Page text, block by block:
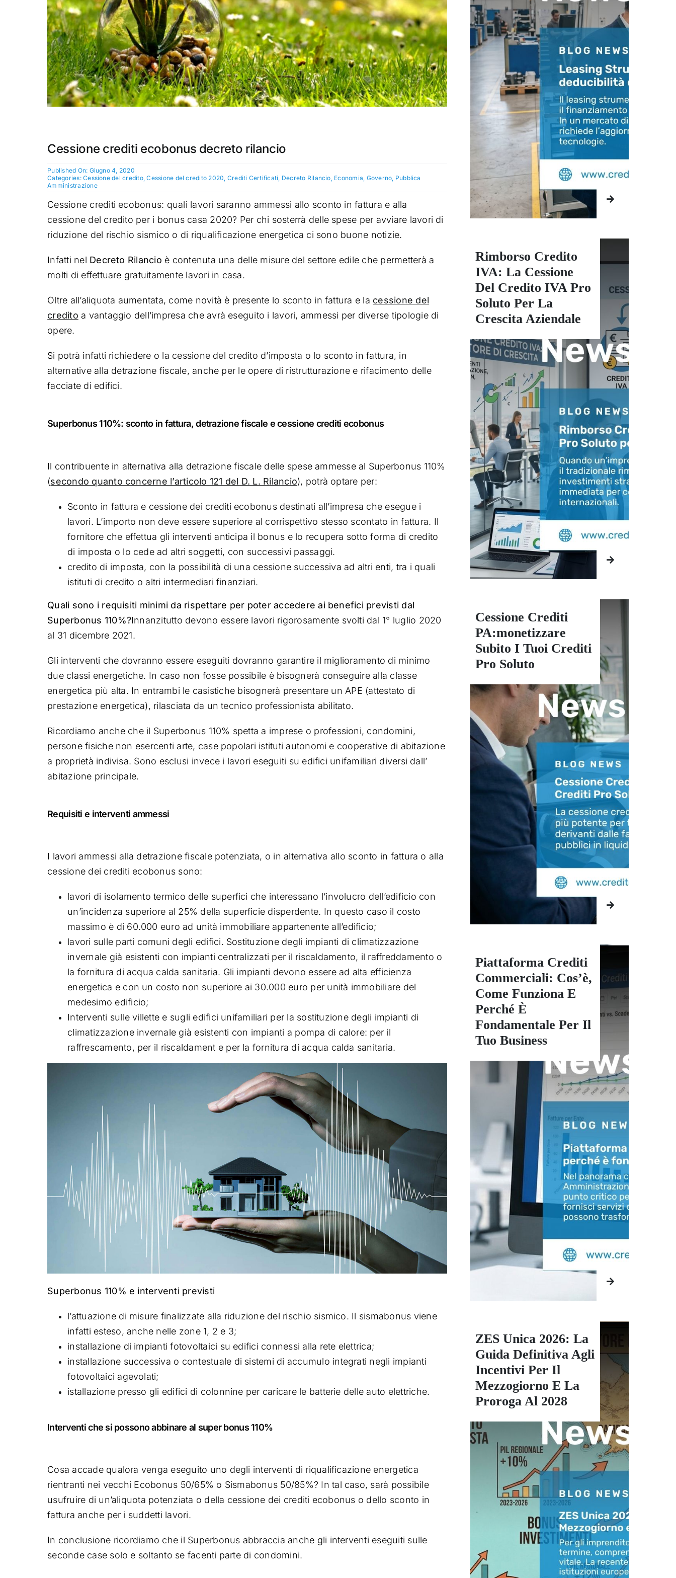
Cessione crediti ecobonus decreto rilancio
Published On: Giugno 4, 2020
Categories:Cessione del credito,Cessione del credito 2020 Crediti Certificati Decreto Rilancio Economia Governo Pubblica
Amministrazione
Cessione crediti ecobonus: quali lavori saranno ammessi allo sconto in fattura e alla
cessione del credito per i bonus casa 2020? Per chi sosterrà delle spese per avviare lavori di
riduzione del rischio sismico o di riqualificazione energetica ci sono buone notizie.
Infatti nel Decreto Rilancio è contenuta una delle misure del settore edile che permetterà a
molti di effettuare gratuitamente lavori in casa.
Oltre all’aliquota aumentata, come novità è presente lo sconto in fattura e la cessione del
credito a vantaggio dell’impresa che avrà eseguito i lavori, ammessi per diverse tipologie di
opere.
Si potrà infatti richiedere o la cessione del credito d’imposta o lo sconto in fattura, in
alternative alla detrazione fiscale, anche per le opere di ristrutturazione e rifacimento delle
facciate di edifici.
Superbonus 110%: sconto in fattura, detrazione fiscale e cessione crediti ecobonus
Il contribuente in alternativa alla detrazione fiscale delle spese ammesse al Superbonus 110%
(secondo quanto concerne l’articolo 121 del D. L. Rilancio), potrà optare per:
Sconto in fattura e cessione dei crediti ecobonus destinati all’impresa che esegue i
lavori. L’importo non deve essere superiore al corrispettivo stesso scontato in fattura. Il
fornitore che effettua gli interventi anticipa il bonus e lo recupera sotto forma di credito
di imposta o lo cede ad altri soggetti, con successivi passaggi.
credito di imposta, con la possibilità di una cessione successiva ad altri enti, tra i quali
istituti di credito o altri intermediari finanziari.
Quali sono i requisiti minimi da rispettare per poter accedere ai benefici previsti dal
Superbonus 110%?Innanzitutto devono essere lavori rigorosamente svolti dal 1° luglio 2020
al 31 dicembre 2021.
Gli interventi che dovranno essere eseguiti dovranno garantire il miglioramento di minimo
due classi energetiche. In caso non fosse possibile è bisognerà conseguire alla classe
energetica più alta. In entrambi le casistiche bisognerà presentare un APE (attestato di
prestazione energetica), rilasciata da un tecnico professionista abilitato.
Ricordiamo anche che il Superbonus 110% spetta a imprese o professioni, condomini,
persone fisiche non esercenti arte, case popolari istituti autonomi e cooperative di abitazione
a proprietà indivisa. Sono esclusi invece i lavori eseguiti su edifici unifamiliari diversi dall’
abitazione principale.
Requisiti e interventi ammessi
I lavori ammessi alla detrazione fiscale potenziata, o in alternativa allo sconto in fattura o alla
cessione dei crediti ecobonus sono:
lavori di isolamento termico delle superfici che interessano l’involucro dell’edificio con
un’incidenza superiore al 25% della superficie disperdente. In questo caso il costo
massimo è di 60.000 euro ad unità immobiliare appartenente all’edificio;
lavori sulle parti comuni degli edifici. Sostituzione degli impianti di climatizzazione
invernale già esistenti con impianti centralizzati per il riscaldamento, il raffreddamento o
la fornitura di acqua calda sanitaria. Gli impianti devono essere ad alta efficienza
energetica e con un costo non superiore ai 30.000 euro per unità immobiliare del
medesimo edificio;
Interventi sulle villette e sugli edifici unifamiliari per la sostituzione degli impianti di
climatizzazione invernale già esistenti con impianti a pompa di calore: per il
raffrescamento, per il riscaldament e per la fornitura di acqua calda sanitaria.
Superbonus 110% e interventi previsti
l’attuazione di misure finalizzate alla riduzione del rischio sismico. Il sismabonus viene
infatti esteso, anche nelle zone 1, 2 e 3;
installazione di impianti fotovoltaici su edifici connessi alla rete elettrica;
installazione successiva o contestuale di sistemi di accumulo integrati negli impianti
fotovoltaici agevolati;
istallazione presso gli edifici di colonnine per caricare le batterie delle auto elettriche.
Interventi che si possono abbinare al super bonus 110%
Cosa accade qualora venga eseguito uno degli interventi di riqualificazione energetica
rientranti nei vecchi Ecobonus 50/65% o Sismabonus 50/85%? In tal caso, sarà possibile
usufruire di un’aliquota potenziata o della cessione dei crediti ecobonus o dello sconto in
fattura anche per i suddetti lavori.
In conclusione ricordiamo che il Superbonus abbraccia anche gli interventi eseguiti sulle
seconde case solo e soltanto se facenti parte di condomini.
Rimborso Credito
IVA: La Cessione
Del Credito IVA Pro
Soluto Per La
Crescita Aziendale
Cessione Crediti
PA:monetizzare
Subito I Tuoi Crediti
Pro Soluto
Piattaforma Crediti
Commerciali: Cos’è,
Come Funziona E
Perché È
Fondamentale Per Il
Tuo Business
ZES Unica 2026: La
Guida Definitiva Agli
Incentivi Per Il
Mezzogiorno E La
Proroga Al 2028